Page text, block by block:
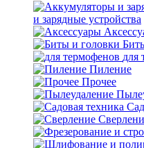
и зарядные устройства
для
Пиление
Прочее